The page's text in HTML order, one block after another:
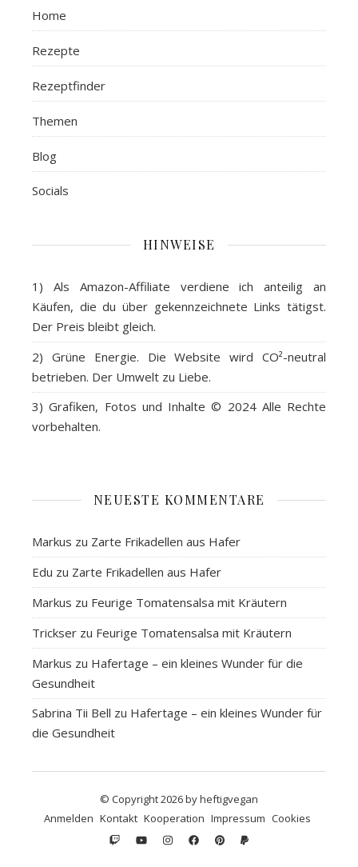
Home
Rezepte
Rezeptfinder
Themen
Blog
Socials
HINWEISE
1) Als Amazon-Affiliate verdiene ich anteilig an
Käufen, die du über gekennzeichnete Links tätigst.
Der Preis bleibt gleich.
2) Grüne Energie. Die Website wird CO²-neutral
betrieben. Der Umwelt zu Liebe.
3)Grafiken, Fotos und Inhalte © 2024 Alle Rechte
vorbehalten.
NEUESTE KOMMENTARE
Markus zu Zarte Frikadellen aus Hafer
Edu zu Zarte Frikadellen aus Hafer
Markus zu Feurige Tomatensalsa mit Kräutern
Trickser zu Feurige Tomatensalsa mit Kräutern
Markus zu Hafertage – ein kleines Wunder für die
Gesundheit
Sabrina Tii Bell zu Hafertage – ein kleines Wunder für
die Gesundheit
© Copyright 2026 by heftigvegan
Anmelden Kontakt Kooperation Impressum Cookies